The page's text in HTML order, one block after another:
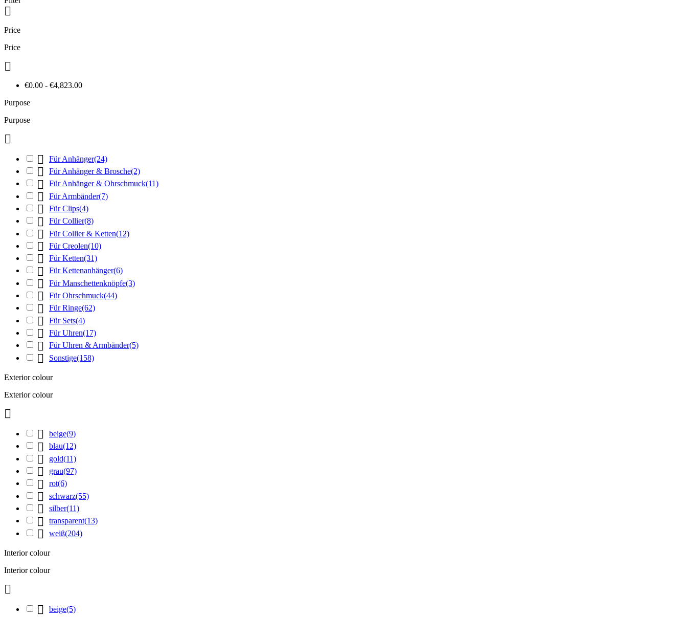

Price
Price

€0.00 - €4,823.00
Purpose
Purpose


Für Anhänger(24)
 Für Anhänger & Brosche(2)
 Für Anhänger & Ohrschmuck(11)
 Für Armbänder(7)
 Für Clips(4)
 Für Collier(8)
 Für Collier & Ketten(12)
 Für Creolen(10)
 Für Ketten(31)
 Für Kettenanhänger(6)
 Für Manschettenknöpfe(3)
 Für Ohrschmuck(44)
 Für Ringe(62)
 Für Sets(4)
 Für Uhren(17)
 Für Uhren & Armbänder(5)
 Sonstige(158)
Exterior colour
Exterior colour


beige(9)
 blau(12)
 gold(11)
 grau(97)
 rot(6)
 schwarz(55)
 silber(11)
 transparent(13)
 weiß(204)
Interior colour
Interior colour


beige(5)